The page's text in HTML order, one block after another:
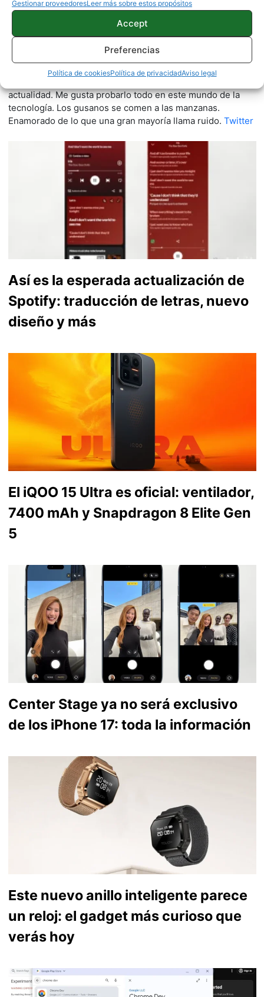
Gestionar proveedoresLeer más sobre estos propósitos
Accept
Preferencias
Política de cookiesPolítica de privacidadAviso legal
Quelian Sanz
11059 artículos publicados en ProAndroid desde 2020.
Redactor en Pro Android | Apasionado de ese Androide
actualidad. Me gusta probarlo todo en este mundo de la
tecnología. Los gusanos se comen a las manzanas.
Enamorado de lo que una gran mayoría llama ruido. Twitter
Así es la esperada actualización de
Spotify: traducción de letras, nuevo
diseño y más
El iQOO 15 Ultra es oficial: ventilador,
7400 mAh y Snapdragon 8 Elite Gen
5
Center Stage ya no será exclusivo
de los iPhone 17: toda la información
Este nuevo anillo inteligente parece
un reloj: el gadget más curioso que
verás hoy